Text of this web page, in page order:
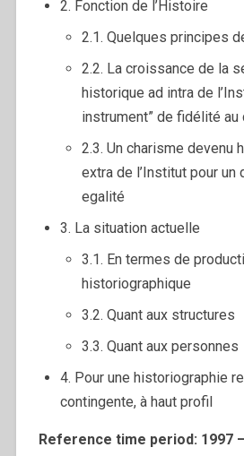
2. Fonction de l’Histoire
2.1. Quelques principes
2.2. La croissance de la
historique ad intra de
instrument” de fidélité au
2.3. Un charisme devenu
extra de l’Institut pour un
egalité
3. La situation actuelle
3.1. En termes de
historiographique
3.2. Quant aux structures
3.3. Quant aux personnes
4. Pour une historiographie
contingente, à haut profil
Reference time period: 1997